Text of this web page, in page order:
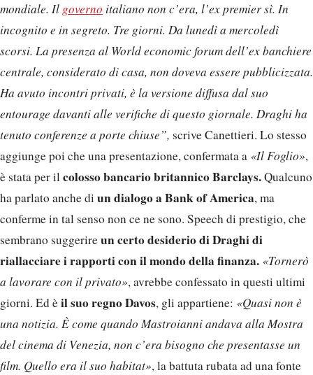
mondiale. Il governo italiano non c’era, l’ex premier sì. In
incognito e in segreto. Tre giorni. Da lunedì a mercoledì
scorsi. La presenza al World economic forum dell’ex banchiere
centrale, considerato di casa, non doveva essere pubblicizzata.
Ha avuto incontri privati, è la versione diffusa dal suo
entourage davanti alle verifiche di questo giornale. Draghi ha
tenuto conferenze a porte chiuse”, scrive Canettieri. Lo stesso
aggiunge poi che una presentazione, confermata a «Il Foglio»,
è stata per ilcolosso bancario britannico Barclays.Qualcuno
ha parlato anche di un dialogo a Bank of America, ma
conferme in tal senso non ce ne sono. Speech di prestigio, che
sembrano suggerireun certo desiderio di Draghi di
riallacciare i rapporti con il mondo della finanza. «Tornerò
a lavorare con il privato», avrebbe confessato in questi ultimi
giorni. Ed èil suo regno Davos, gli appartiene: «Quasi non è
una notizia. È come quando Mastroianni andava alla Mostra
del cinema di Venezia, non c’era bisogno che presentasse un
film. Quello era il suo habitat», la battuta rubata ad una fonte